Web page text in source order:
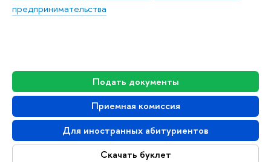
Подать документы
Приемная комиссия
Для иностранных абитуриенто
Скачать буклет
предпринимательства